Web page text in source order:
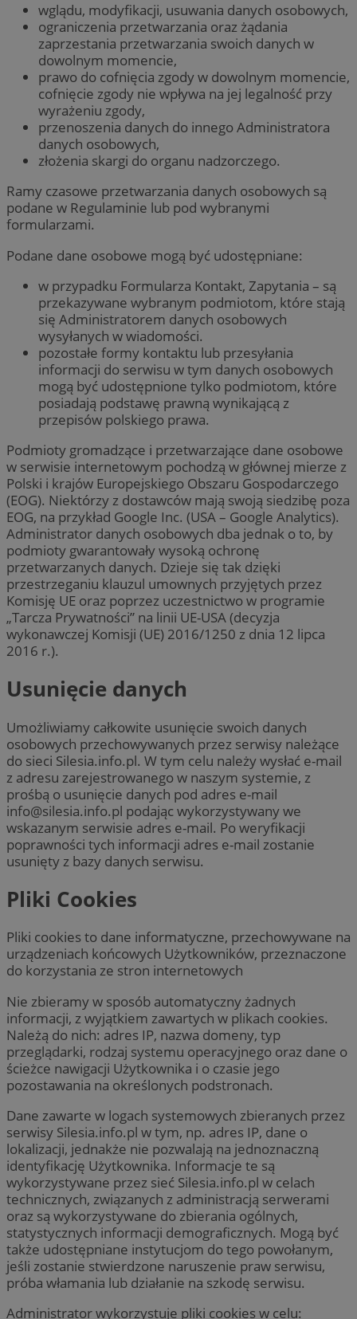
wglądu, modyfikacji, usuwania danych osobowych,
ograniczenia przetwarzania oraz żądania
zaprzestania przetwarzania swoich danych w
dowolnym momencie,
prawo do cofnięcia zgody w dowolnym momencie,
cofnięcie zgody nie wpływa na jej legalność przy
wyrażeniu zgody,
przenoszenia danych do innego Administratora
danych osobowych,
złożenia skargi do organu nadzorczego.
Ramy czasowe przetwarzania danych osobowych są
podane w Regulaminie lub pod wybranymi
formularzami.
Podane dane osobowe mogą być udostępniane:
w przypadku Formularza Kontakt, Zapytania – są
przekazywane wybranym podmiotom, które stają
się Administratorem danych osobowych
wysyłanych w wiadomości.
pozostałe formy kontaktu lub przesyłania
informacji do serwisu w tym danych osobowych
mogą być udostępnione tylko podmiotom, które
posiadają podstawę prawną wynikającą z
przepisów polskiego prawa.
Podmioty gromadzące i przetwarzające dane osobowe
w serwisie internetowym pochodzą w głównej mierze z
Polski i krajów Europejskiego Obszaru Gospodarczego
(EOG). Niektórzy z dostawców mają swoją siedzibę poza
EOG, na przykład Google Inc. (USA – Google Analytics).
Administrator danych osobowych dba jednak o to, by
podmioty gwarantowały wysoką ochronę
przetwarzanych danych. Dzieje się tak dzięki
przestrzeganiu klauzul umownych przyjętych przez
Komisję UE oraz poprzez uczestnictwo w programie
„Tarcza Prywatności” na linii UE-USA (decyzja
wykonawczej Komisji (UE) 2016/1250 z dnia 12 lipca
2016 r.).
Usunięcie danych
Umożliwiamy całkowite usunięcie swoich danych
osobowych przechowywanych przez serwisy należące
do sieci Silesia.info.pl. W tym celu należy wysłać e-mail
z adresu zarejestrowanego w naszym systemie, z
prośbą o usunięcie danych pod adres e-mail
info@silesia.info.pl podając wykorzystywany we
wskazanym serwisie adres e-mail. Po weryfikacji
poprawności tych informacji adres e-mail zostanie
usunięty z bazy danych serwisu.
Pliki Cookies
Pliki cookies to dane informatyczne, przechowywane na
urządzeniach końcowych Użytkowników, przeznaczone
do korzystania ze stron internetowych
Nie zbieramy w sposób automatyczny żadnych
informacji, z wyjątkiem zawartych w plikach cookies.
Należą do nich: adres IP, nazwa domeny, typ
przeglądarki, rodzaj systemu operacyjnego oraz dane o
ścieżce nawigacji Użytkownika i o czasie jego
pozostawania na określonych podstronach.
Dane zawarte w logach systemowych zbieranych przez
serwisy Silesia.info.pl w tym, np. adres IP, dane o
lokalizacji, jednakże nie pozwalają na jednoznaczną
identyfikację Użytkownika. Informacje te są
wykorzystywane przez sieć Silesia.info.pl w celach
technicznych, związanych z administracją serwerami
oraz są wykorzystywane do zbierania ogólnych,
statystycznych informacji demograficznych. Mogą być
także udostępniane instytucjom do tego powołanym,
jeśli zostanie stwierdzone naruszenie praw serwisu,
próba włamania lub działanie na szkodę serwisu.
Administrator wykorzystuje pliki cookies w celu: